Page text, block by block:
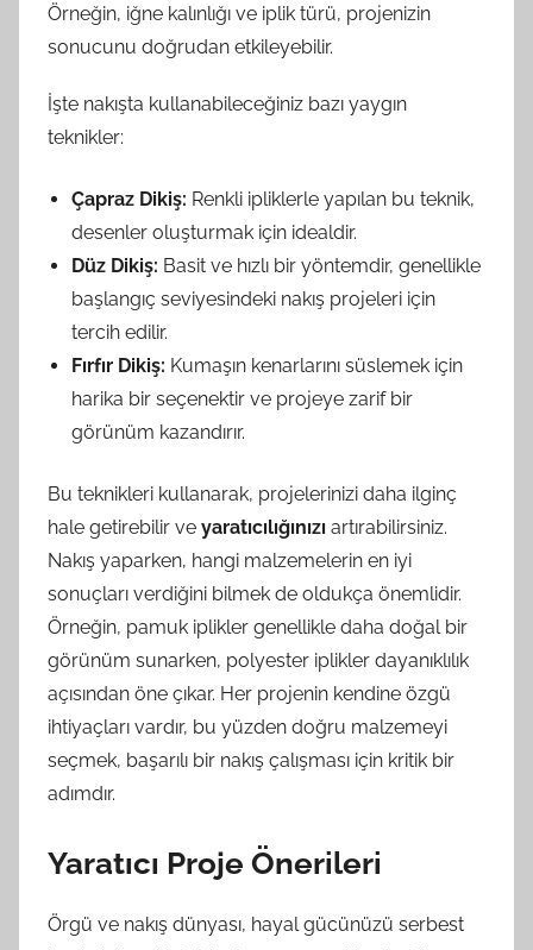
Örneğin, iğne kalınlığı ve iplik türü, projenizin
sonucunu doğrudan etkileyebilir.
İşte nakışta kullanabileceğiniz bazı yaygın
teknikler:
Çapraz Dikiş: Renkli ipliklerle yapılan bu teknik,
desenler oluşturmak için idealdir.
Düz Dikiş: Basit ve hızlı bir yöntemdir, genellikle
başlangıç seviyesindeki nakış projeleri için
tercih edilir.
Fırfır Dikiş: Kumaşın kenarlarını süslemek için
harika bir seçenektir ve projeye zarif bir
görünüm kazandırır.
Bu teknikleri kullanarak, projelerinizi daha ilginç
hale getirebilir ve yaratıcılığınızı artırabilirsiniz.
Nakış yaparken, hangi malzemelerin en iyi
sonuçları verdiğini bilmek de oldukça önemlidir.
Örneğin, pamuk iplikler genellikle daha doğal bir
görünüm sunarken, polyester iplikler dayanıklılık
açısından öne çıkar. Her projenin kendine özgü
ihtiyaçları vardır, bu yüzden doğru malzemeyi
seçmek, başarılı bir nakış çalışması için kritik bir
adımdır.
Yaratıcı Proje Önerileri
Örgü ve nakış dünyası, hayal gücünüzü serbest